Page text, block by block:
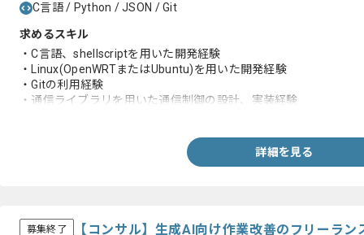
C言語 / Python / JSON / Git
求めるスキル
・C言語、shellscriptを用いた開発経験
・Linux(OpenWRTまたはUbuntu)を用いた開発経験
・Gitの利用経験
・通信ライブラリを用いた通信制御の設計、実装経験
詳細を見る
募集終了 【コンサル】生成AI向け作業改善のフリーラン